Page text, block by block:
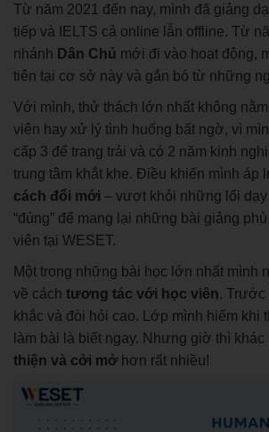
Từ năm 2021 đến nay, mình đã giảng
tiếp và IELTS cả online lẫn offline. Từ
nhánh Dân Chủ mới đi vào hoạt động,
tiên tại cơ sở này và gắn bó từ những
Với mình, thử thách lớn nhất không
viên hay xử lý tình huống bất ngờ, vì
cấp 3 để trang trải và có 2 năm kinh
trung tâm khắt khe. Điều khiến mình áp
cách đổi mới – vượt khỏi những lối
“đúng” để mang lại những bài giảng
viên tại WESET.
Một trong những bài học lớn nhất mình
về cách tương tác với học viên. Trước
khắc và đòi hỏi cao. Lớp mình hiếm khi
làm bài là biết ngay. Nhưng giờ thì khác
thiện và cởi mở hơn rất nhiều!